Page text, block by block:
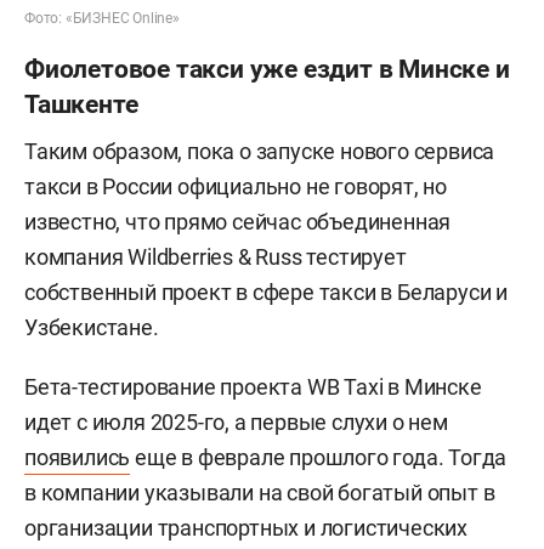
Фото: «БИЗНЕС Online»
Фиолетовое такси уже ездит в Минске и
Ташкенте
Таким образом, пока о запуске нового сервиса
такси в России официально не говорят, но
известно, что прямо сейчас объединенная
компания Wildberries & Russ тестирует
собственный проект в сфере такси в Беларуси и
Узбекистане.
Бета-тестирование проекта WB Taxi в Минске
идет с июля 2025-го, а первые слухи о нем
появились еще в феврале прошлого года. Тогда
в компании указывали на свой богатый опыт в
организации транспортных и логистических